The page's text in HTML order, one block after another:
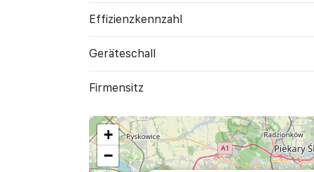
Effizienzkennzahl
Geräte­schall
Firmensitz
+
−